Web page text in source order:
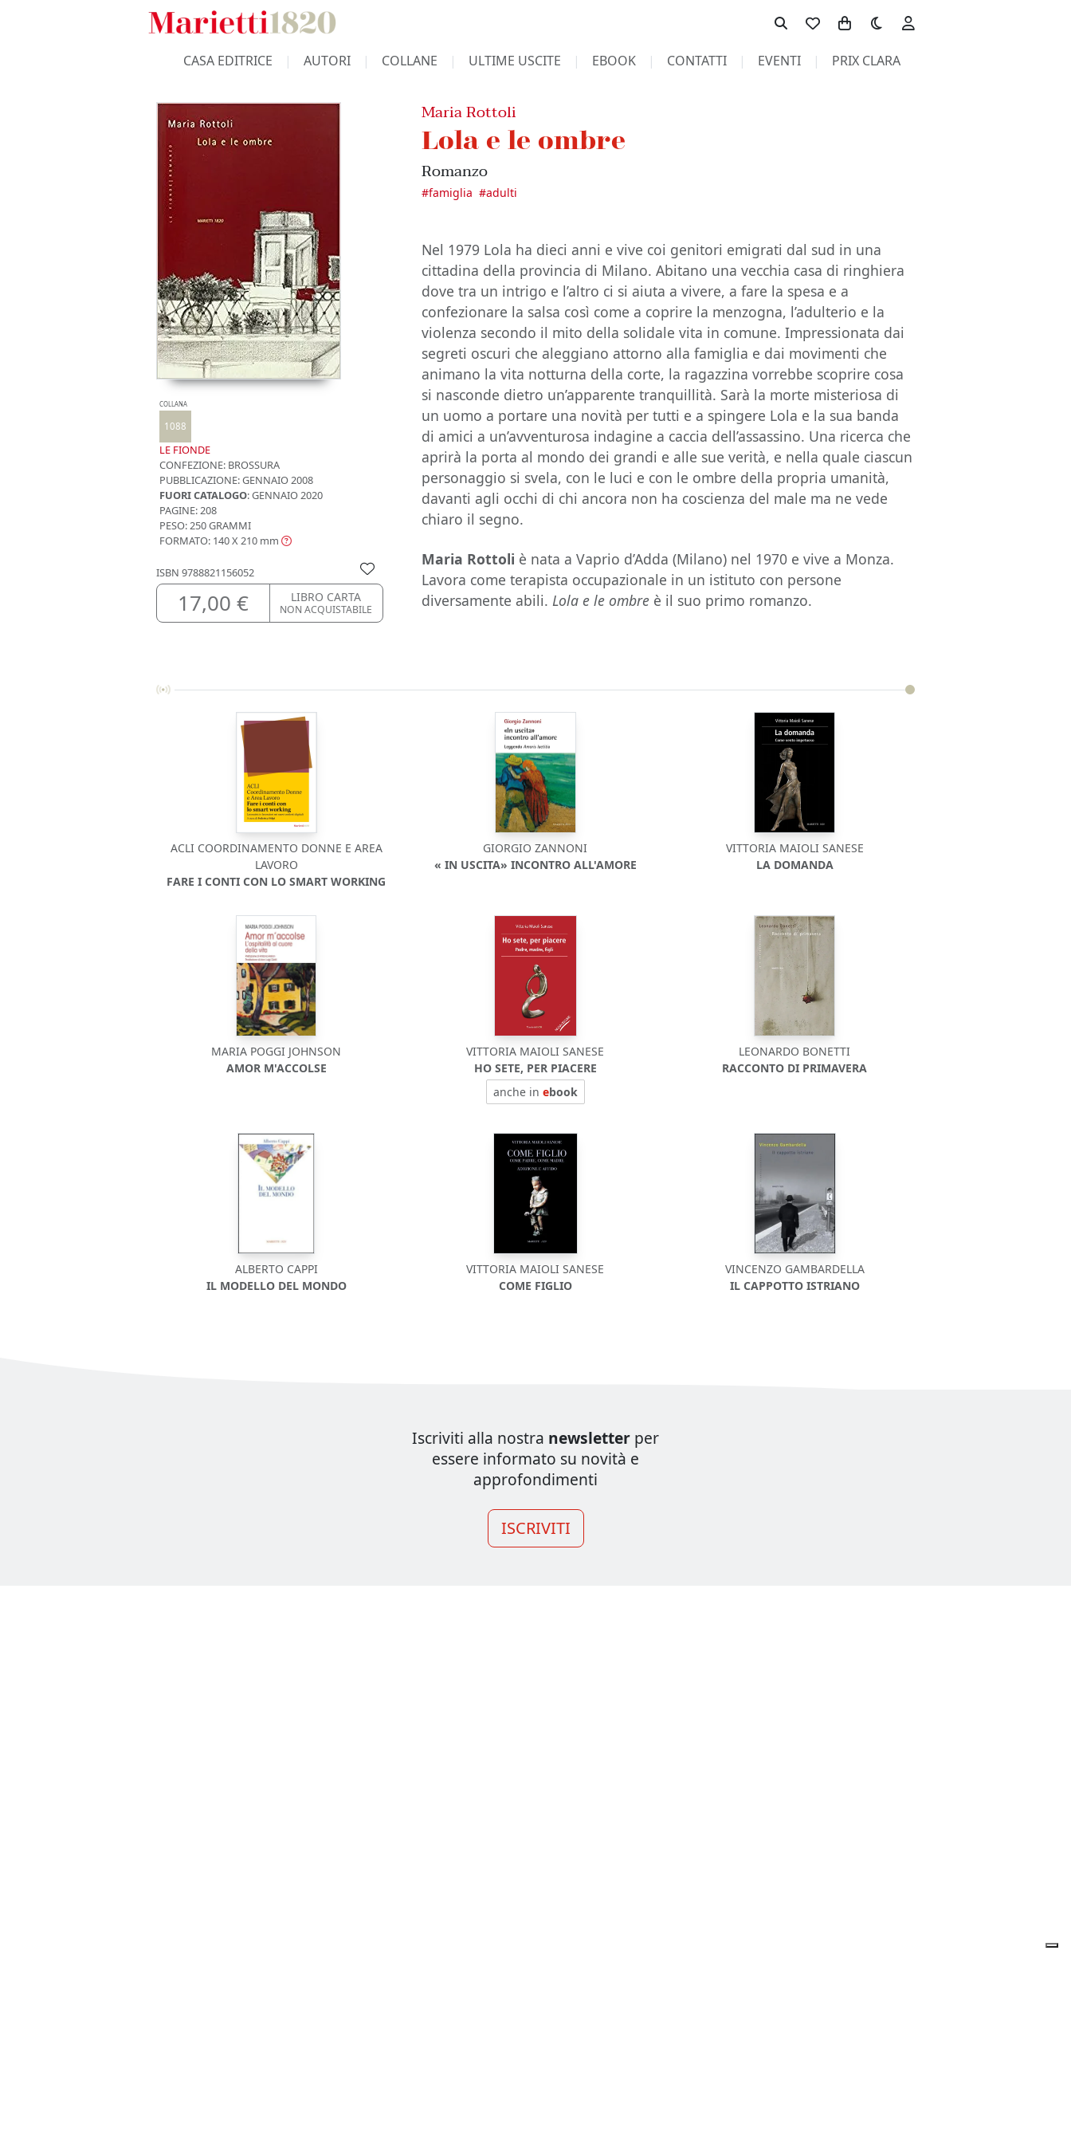
Toggle theme
CASA EDITRICE AUTORI COLLANE ULTIME USCITE EBOOK CONTATTI EVENTI PRIX CLARA
COLLANA
1088
LE FIONDE
CONFEZIONE: BROSSURA
PUBBLICAZIONE:GENNAIO 2008
FUORI CATALOGO: GENNAIO 2020
PAGINE: 208
PESO: 250 GRAMMI
FORMATO: 140 X 210 mm
ISBN 9788821156052
17,00 € LIBRO CARTA
NON ACQUISTABILE
Maria Rottoli
Lola e le ombre
Romanzo
#famiglia #adulti
Nel 1979 Lola ha dieci anni e vive coi genitori emigrati dal sud in una
cittadina della provincia di Milano. Abitano una vecchia casa di ringhiera
dove tra un intrigo e l’altro ci si aiuta a vivere, a fare la spesa e a
confezionare la salsa così come a coprire la menzogna, l’adulterio e la
violenza secondo il mito della solidale vita in comune. Impressionata dai
segreti oscuri che aleggiano attorno alla famiglia e dai movimenti che
animano la vita notturna della corte, la ragazzina vorrebbe scoprire cosa
si nasconde dietro un’apparente tranquillità. Sarà la morte misteriosa di
un uomo a portare una novità per tutti e a spingere Lola e la sua banda
di amici a un’avventurosa indagine a caccia dell’assassino. Una ricerca che
aprirà la porta al mondo dei grandi e alle sue verità, e nella quale ciascun
personaggio si svela, con le luci e con le ombre della propria umanità,
davanti agli occhi di chi ancora non ha coscienza del male ma ne vede
chiaro il segno.
Maria Rottoli è nata a Vaprio d’Adda (Milano) nel 1970 e vive a Monza.
Lavora come terapista occupazionale in un istituto con persone
diversamente abili.Lola e le ombre è il suo primo romanzo.
ACLI COORDINAMENTO DONNE E AREA
LAVORO
FARE I CONTI CON LO SMART WORKING
GIORGIO ZANNONI
« IN USCITA» INCONTRO ALL'AMORE
VITTORIA MAIOLI SANESE
LA DOMANDA
MARIA POGGI JOHNSON
AMOR M'ACCOLSE
VITTORIA MAIOLI SANESE
HO SETE, PER PIACERE
anche in ebook
LEONARDO BONETTI
RACCONTO DI PRIMAVERA
ALBERTO CAPPI
IL MODELLO DEL MONDO
VITTORIA MAIOLI SANESE
COME FIGLIO
VINCENZO GAMBARDELLA
IL CAPPOTTO ISTRIANO
Iscriviti alla nostra newsletter per
essere informato su novità e
approfondimenti
ISCRIVITI